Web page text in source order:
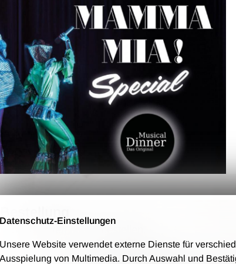
online bestellen.
Karten per Post und auf Rechnung zu.
Datenschutz-Einstellungen
Unsere Website verwendet externe Dienste für
Ausspielung von Multimedia. Durch Auswahl und